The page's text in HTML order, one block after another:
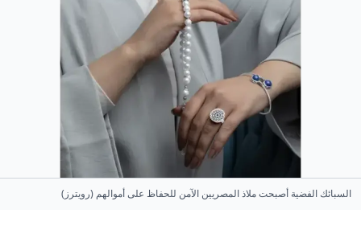
السبائك الفضية أصبحت ملاذ المصريين الآمن للحفاظ على أموالهم (رويترز)